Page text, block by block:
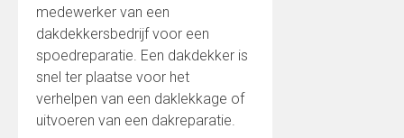
medewerker van een
dakdekkersbedrijf voor een
spoedreparatie. Een dakdekker is
snel ter plaatse voor het
verhelpen van een daklekkage of
uitvoeren van een dakreparatie.